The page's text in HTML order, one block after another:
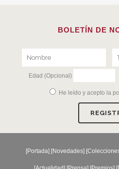
BOLETÍN DE
Edad (Opcional)
He leído y acepto la
[Portada] [Novedades] [